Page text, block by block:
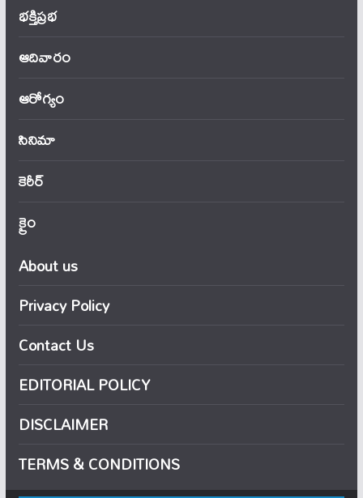
భక్తిప్రభ
ఆదివారం
ఆరోగ్యం
సినిమా
కెరీర్
క్రైం
About us
Privacy Policy
Contact Us
EDITORIAL POLICY
DISCLAIMER
TERMS & CONDITIONS